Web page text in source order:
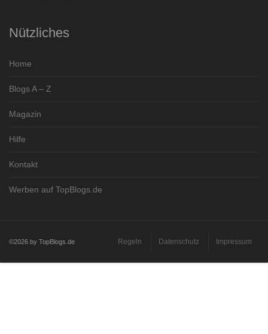
Nützliches
Home
Blogs A – Z
Magazin
Hilfe
Kontakt
Werben auf TopBlogs.de
©2026 by TopBlogs.de Regeln Datenschutz Impressum